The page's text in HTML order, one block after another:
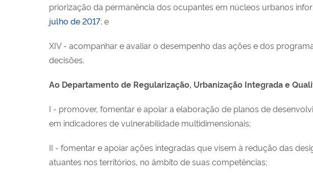
priorização da permanência dos ocupantes em núcleos urbanos
julho de 2017; e
XIV - acompanhar e avaliar o desempenho das ações e dos
decisões.
Ao Departamento de Regularização, Urbanização Integrada e
I - promover, fomentar e apoiar a elaboração de planos de
em indicadores de vulnerabilidade multidimensionais;
II - fomentar e apoiar ações integradas que visem à redução das
atuantes nos territórios, no âmbito de suas competências;